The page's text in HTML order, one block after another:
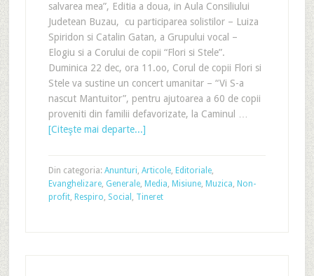
salvarea mea”, Editia a doua, in Aula Consiliului
Judetean Buzau, cu participarea solistilor – Luiza
Spiridon si Catalin Gatan, a Grupului vocal –
Elogiu si a Corului de copii “Flori si Stele”.
Duminica 22 dec, ora 11.oo, Corul de copii Flori si
Stele va sustine un concert umanitar – “Vi S-a
nascut Mantuitor”, pentru ajutoarea a 60 de copii
proveniti din familii defavorizate, la Caminul …
[Citeşte mai departe...]
Din categoria: Anunturi, Articole, Editoriale,
Evanghelizare, Generale, Media, Misiune, Muzica, Non-
profit, Respiro, Social , Tineret